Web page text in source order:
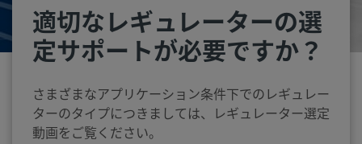
適切なレギュレーターの選
定サポートが必要ですか？
さまざまなアプリケーション条件下でのレギュレー
ターのタイプにつきましては、レギュレーター選定
動画をご覧ください。